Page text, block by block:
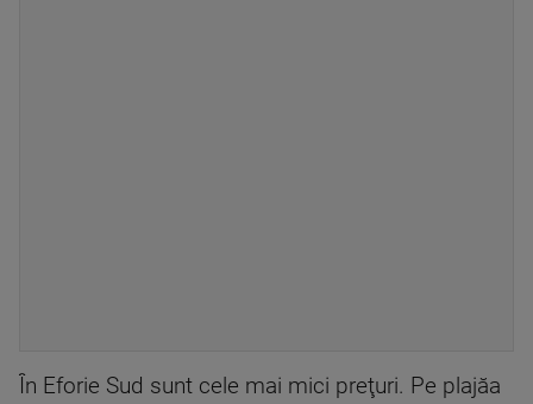
În Eforie Sud sunt cele mai mici preţuri. Pe plajăa